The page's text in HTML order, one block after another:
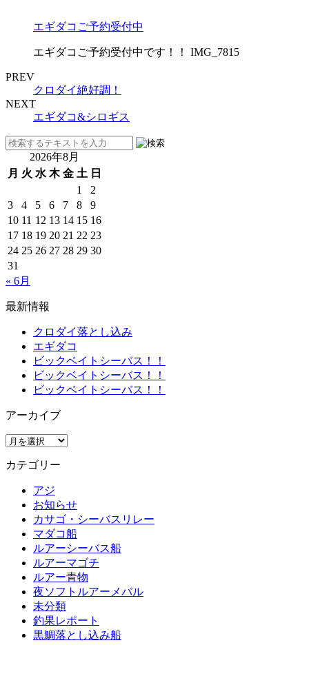
エギダコご予約受付中
エギダコご予約受付中です！！ IMG_7815
PREV
クロダイ絶好調！
NEXT
エギダコ&シロギス
2026年8月
月 火 水 木 金 土 日
1
2
3
4 5 6 7 8
9
10 11 12 13 14 15 16
17 18 19 20 21 22 23
24 25 26 27 28 29 30
31
« 6月
最新情報
クロダイ落とし込み
エギダコ
ビックベイトシーバス！！
ビックベイトシーバス！！
ビックベイトシーバス！！
アーカイブ
ア
カ
カテゴリー
アジ
お知らせ
カサゴ・シーバスリレー
マダコ船
ルアーシーバス船
ルアーマゴチ
ルアー青物
夜ソフトルアーメバル
未分類
釣果レポート
黒鯛落とし込み船